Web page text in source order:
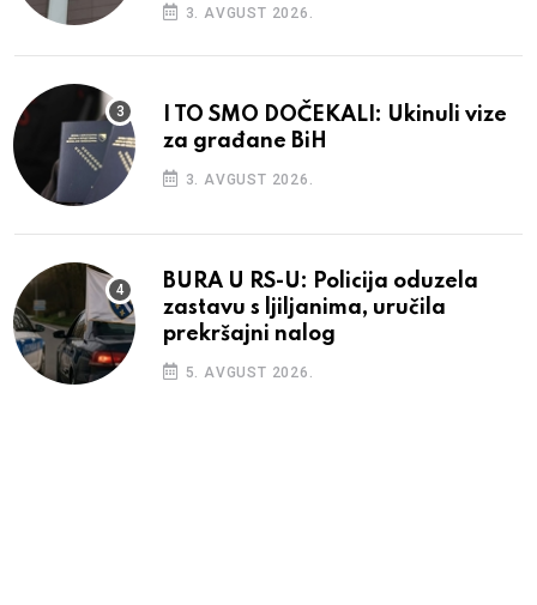
3. AVGUST 2026.
I TO SMO DOČEKALI: Ukinuli vize
za građane BiH
3. AVGUST 2026.
BURA U RS-U: Policija oduzela
zastavu s ljiljanima, uručila
prekršajni nalog
5. AVGUST 2026.